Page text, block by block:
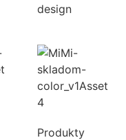
design
Produkty